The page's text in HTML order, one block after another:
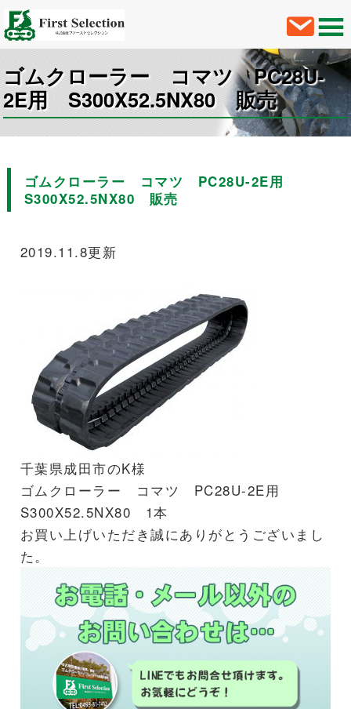
ゴムクローラー コマツ PC28U-
2E用 S300X52.5NX80 販売
ゴムクローラー コマツ PC28U-2E用
S300X52.5NX80 販売
2019.11.8更新
千葉県成田市のK様
ゴムクローラー コマツ PC28U-2E用
S300X52.5NX80 1本
お買い上げいただき誠にありがとうございまし
た。